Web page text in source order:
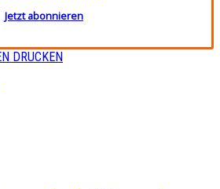
Jetzt abonnieren
DRUCKEN